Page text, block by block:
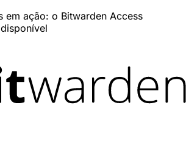
em ação: o Bitwarden Access